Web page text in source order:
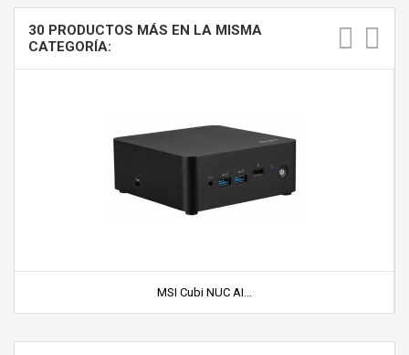
30 PRODUCTOS MÁS EN LA MISMA
CATEGORÍA:
MSI Cubi NUC AI...